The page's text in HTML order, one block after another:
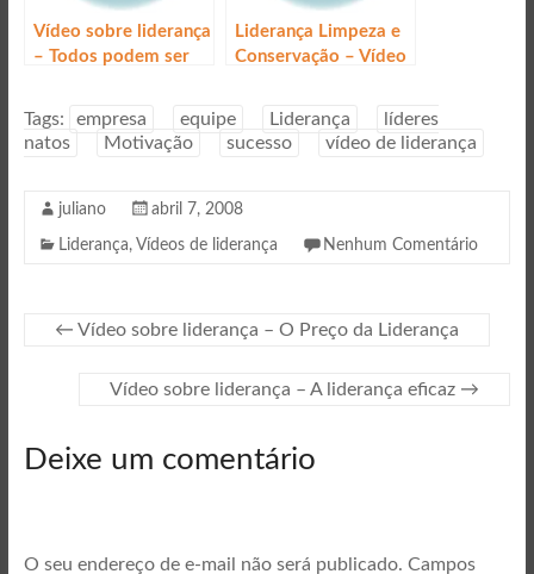
Vídeo sobre liderança
– Todos podem ser
Liderança Limpeza e
Conservação – Vídeo
Tags: empresa equipe Liderança
líderes
natos
Motivação sucesso vídeo de liderança
juliano abril 7, 2008
Liderança, Vídeos de liderança Nenhum Comentário
← Vídeo sobre liderança – O Preço da Liderança
Vídeo sobre liderança – A liderança eficaz →
Deixe um comentário
O seu endereço de e-mail não será publicado. Campos